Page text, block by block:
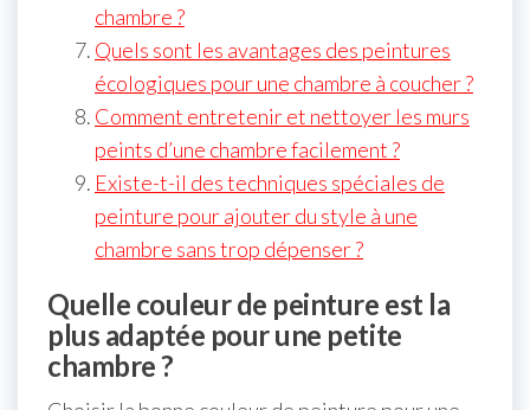
chambre ?
Quels sont les avantages des peintures
écologiques pour une chambre à coucher ?
Comment entretenir et nettoyer les murs
peints d’une chambre facilement ?
Existe-t-il des techniques spéciales de
peinture pour ajouter du style à une
chambre sans trop dépenser ?
Quelle couleur de peinture est la
plus adaptée pour une petite
chambre ?